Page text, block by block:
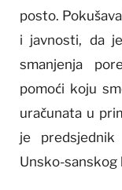
posto.
i javnosti, da
smanjenja
pomoći koju
uračunata u
je predsjednik
Unsko-sanskog